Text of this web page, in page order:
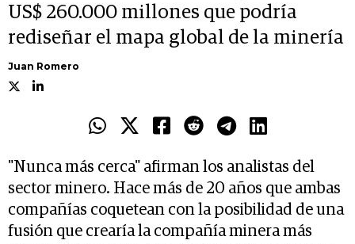
US$ 260.000 millones que podría
rediseñar el mapa global de la minería
Juan Romero
"Nunca más cerca" afirman los analistas del
sector minero. Hace más de 20 años que ambas
compañías coquetean con la posibilidad de una
fusión que crearía la compañía minera más